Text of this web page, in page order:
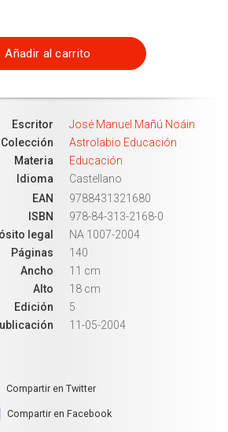
Añadir al carrito
Escritor
José Manuel Mañú Noáin
Colección
Astrolabio Educación
Materia
Educación
Idioma
Castellano
EAN
9788431321680
ISBN
978-84-313-2168-0
legal
NA 1007-2004
Páginas
140
Ancho
11 cm
Alto
18 cm
Edición
5
11-05-2004
Compartir en Twitter
Compartir en Facebook